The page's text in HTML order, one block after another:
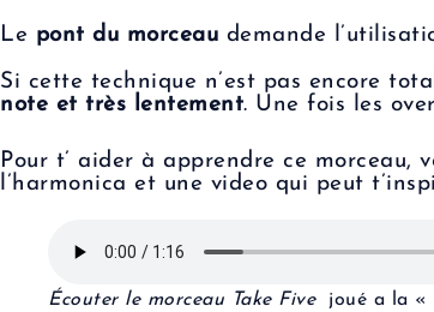
Le pont du morceau demande
Si cette technique n’est pas encore
note et très lentement. Une fois les
Pour t’ aider à apprendre ce
l’harmonica et une video qui peut
Écouter le morceau Take Five joué a la «